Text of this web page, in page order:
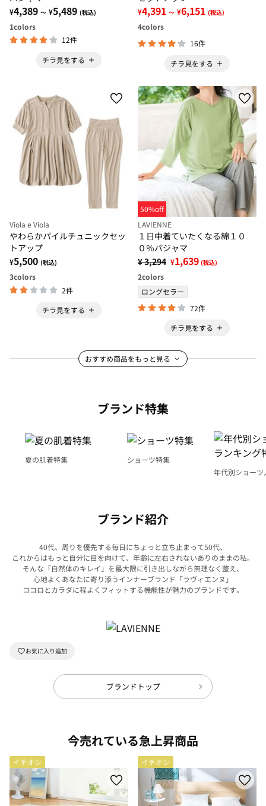
¥4,389 ～ ¥5,489 (税込)
1colors
12件
チラ見をする
¥4,391 ～ ¥6,151 (税込)
4colors
16件
チラ見をする
Viola e Viola
やわらかパイルチュニックセッ
トアップ
¥5,500 (税込)
3colors
2件
チラ見をする
50%off
LAVIENNE
１日中着ていたくなる綿１０
０％パジャマ
¥ 3,294 ¥1,639 (税込)
2colors
ロングセラー
72件
チラ見をする
おすすめ商品をもっと見る
ブランド特集
夏の肌着特集
ショーツ特集
年代別ショー
ブランド紹介
40代、周りを優先する毎日にちょっと立ち止まって50代、
これからはもっと自分に目を向けて、年齢に左右されないありのままの私。
そんな「自然体のキレイ」を最大限に引き出しながら無理なく整え、
心地よくあなたに寄り添うインナーブランド「ラヴィエンヌ」
ココロとカラダに程よくフィットする機能性が魅力のブランドです。
ブランドトップ
今売れている急上昇商品
イチオシ イチオシ